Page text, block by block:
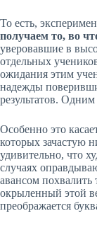
То есть,
получаем то, во
уверовавшие в
отдельных
ожидания этим
надежды
результатов.
Особенно это
которых зачастую
удивительно, что
случаях
авансом похвалить
окрыленный этой
преображается